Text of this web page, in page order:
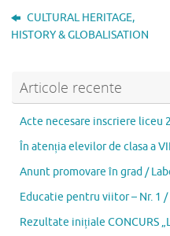
b
o
k
d
o
l je
az
CULTURAL HERITAGE,
HISTORY & GLOBALISATION
Articole recente
Acte necesare inscriere liceu
În atenția elevilor de clasa a
Anunt promovare în grad /
Educatie pentru viitor – Nr. 1
Rezultate inițiale CONCURS